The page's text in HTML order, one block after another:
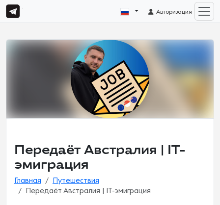
Авторизация
Передаёт Австралия | IT-
эмиграция
Главная
Путешествия
Передаёт Австралия | IT-эмиграция